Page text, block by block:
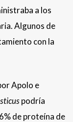
a los
Algunos de
con la
Apolo e
podría
de proteína de